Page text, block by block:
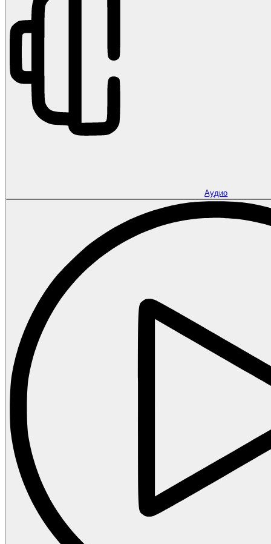
Аудио